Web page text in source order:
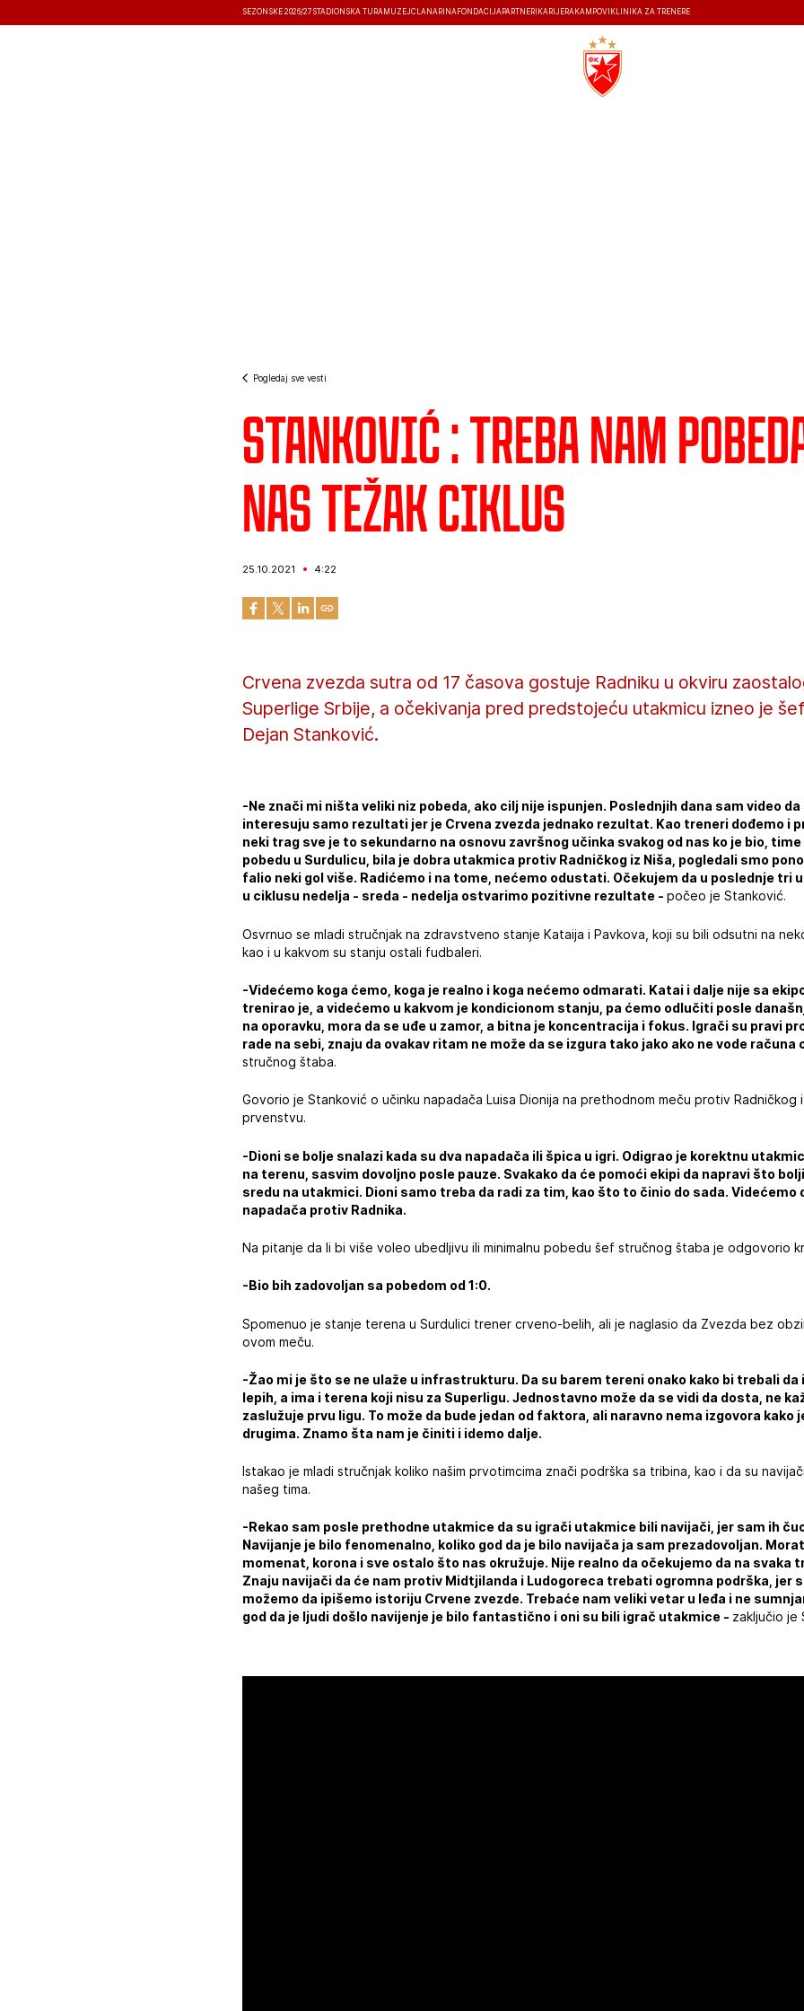
SEZONSKE 2026/27 STADIONSKA TURA MUZEJČLANARINA FONDACIJA PARTNERI KARIJERA KAMPOVI KLINIKA ZA TRENERE
Pogledaj sve vesti
Stanković : Treba nam
nas težak ciklus
25.10.2021 4:22
Crvena zvezda sutra od 17 časova gostuje Radniku u okviru
Superlige Srbije, a očekivanja pred predstojeću utakmicu izneo je
Dejan Stanković.
-Ne znači mi ništa veliki niz pobeda, ako cilj nije ispunjen. Poslednjih dana sam video
interesuju samo rezultati jer je Crvena zvezda jednako rezultat. Kao treneri dođemo i
neki trag sve je to sekundarno na osnovu završnog učinka svakog od nas ko je bio, time
pobedu u Surdulicu, bila je dobra utakmica protiv Radničkog iz Niša, pogledali smo
falio neki gol više. Radićemo i na tome, nećemo odustati. Očekujem da u poslednje tri
u ciklusu nedelja - sreda - nedelja ostvarimo pozitivne rezultate -počeo je Stanković.
Osvrnuo se mladi stručnjak na zdravstveno stanje Kataija i Pavkova, koji su bili odsutni na
kao i u kakvom su stanju ostali fudbaleri.
-Videćemo koga ćemo, koga je realno i koga nećemo odmarati. Katai i dalje nije sa
trenirao je, a videćemo u kakvom je kondicionom stanju, pa ćemo odlučiti posle
na oporavku, mora da se uđe u zamor, a bitna je koncentracija i fokus. Igrači su pravi
rade na sebi, znaju da ovakav ritam ne može da se izgura tako jako ako ne vode računa
stručnog štaba.
Govorio je Stanković o učinku napadača Luisa Dionija na prethodnom meču protiv Radničkog
prvenstvu.
-Dioni se bolje snalazi kada su dva napadača ili špica u igri. Odigrao je korektnu
na terenu, sasvim dovoljno posle pauze. Svakako da će pomoći ekipi da napravi što
sredu na utakmici. Dioni samo treba da radi za tim, kao što to činio do sada. Videćemo
napadača protiv Radnika.
Na pitanje da li bi više voleo ubedljivu ili minimalnu pobedu šef stručnog štaba je odgovorio
-Bio bih zadovoljan sa pobedom od 1:0.
Spomenuo je stanje terena u Surdulici trener crveno-belih, ali je naglasio da Zvezda bez
ovom meču.
-Žao mi je što se ne ulaže u infrastrukturu. Da su barem tereni onako kako bi trebali da
lepih, a ima i terena koji nisu za Superligu. Jednostavno može da se vidi da dosta, ne
zaslužuje prvu ligu. To može da bude jedan od faktora, ali naravno nema izgovora kako
drugima. Znamo šta nam je činiti i idemo dalje.
Istakao je mladi stručnjak koliko našim prvotimcima znači podrška sa tribina, kao i da su
našeg tima.
-Rekao sam posle prethodne utakmice da su igrači utakmice bili navijači, jer sam ih
Navijanje je bilo fenomenalno, koliko god da je bilo navijača ja sam prezadovoljan.
momenat, korona i sve ostalo što nas okružuje. Nije realno da očekujemo da na svaka
Znaju navijači da će nam protiv Midtjilanda i Ludogoreca trebati ogromna podrška, jer
možemo da ipišemo istoriju Crvene zvezde. Trebaće nam veliki vetar u leđa i ne
god da je ljudi došlo navijenje je bilo fantastično i oni su bili igrač utakmice - zaključio je